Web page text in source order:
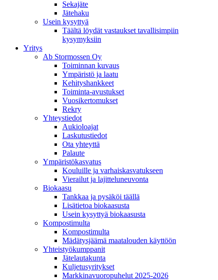
Sekajäte
Jätehaku
Usein kysyttyä
Täältä löydät vastaukset tavallisimpiin
kysymyksiin
Yritys
Ab Stormossen Oy
Toiminnan kuvaus
Ympäristö ja laatu
Kehityshankkeet
Toiminta-avustukset
Vuosikertomukset
Rekry
Yhteystiedot
Aukioloajat
Laskutustiedot
Ota yhteyttä
Palaute
Ympäristökasvatus
Kouluille ja varhaiskasvatukseen
Vierailut ja lajitteluneuvonta
Biokaasu
Tankkaa ja pysäköi täällä
Lisätietoa biokaasusta
Usein kysyttyä biokaasusta
Kompostimulta
Kompostimulta
Mädätysjäämä maatalouden käyttöön
Yhteistyökumppanit
Jätelautakunta
Kuljetusyritykset
Markkinavuoropuhelut 2025-2026